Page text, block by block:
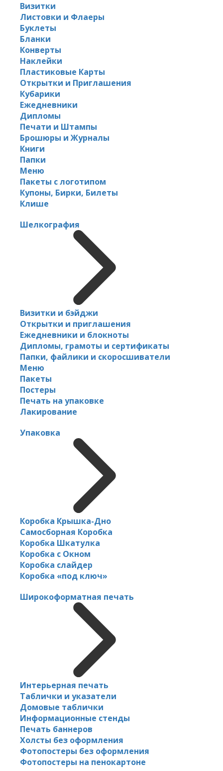
Визитки
Листовки и Флаеры
Буклеты
Бланки
Конверты
Наклейки
Пластиковые Карты
Открытки и Приглашения
Кубарики
Ежедневники
Дипломы
Печати и Штампы
Брошюры и Журналы
Книги
Папки
Меню
Пакеты с логотипом
Купоны, Бирки, Билеты
Клише
Шелкография
Визитки и бэйджи
Открытки и приглашения
Ежедневники и блокноты
Дипломы, грамоты и сертификаты
Папки, файлики и скоросшиватели
Меню
Пакеты
Постеры
Печать на упаковке
Лакирование
Упаковка
Коробка Крышка-Дно
Самосборная Коробка
Коробка Шкатулка
Коробка с Окном
Коробка слайдер
Коробка «под ключ»
Широкоформатная печать
Интерьерная печать
Таблички и указатели
Домовые таблички
Информационные стенды
Печать баннеров
Холсты без оформления
Фотопостеры без оформления
Фотопостеры на пенокартоне